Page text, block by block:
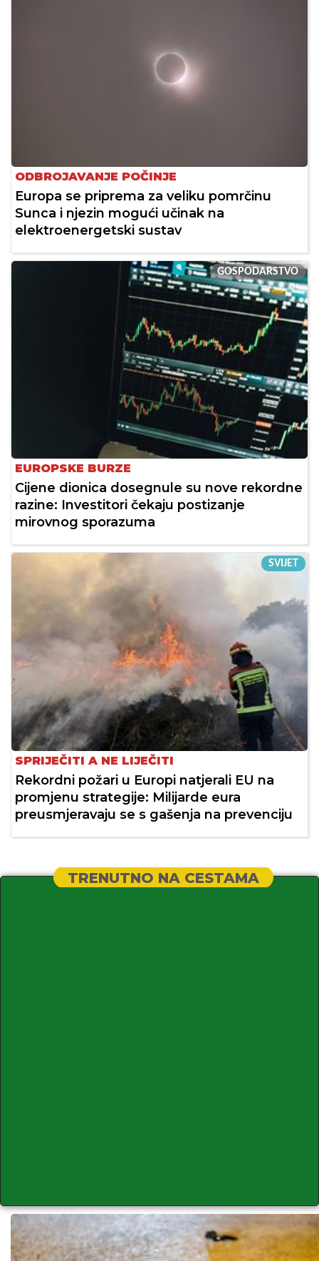
ODBROJAVANJE POČINJE
Europa se priprema za veliku pomrčinu
Sunca i njezin mogući učinak na
elektroenergetski sustav
GOSPODARSTVO
EUROPSKE BURZE
Cijene dionica dosegnule su nove rekordne
razine: Investitori čekaju postizanje
mirovnog sporazuma
SVIJET
SPRIJEČITI A NE LIJEČITI
Rekordni požari u Europi natjerali EU na
promjenu strategije: Milijarde eura
preusmjeravaju se s gašenja na prevenciju
TRENUTNO NA CESTAMA